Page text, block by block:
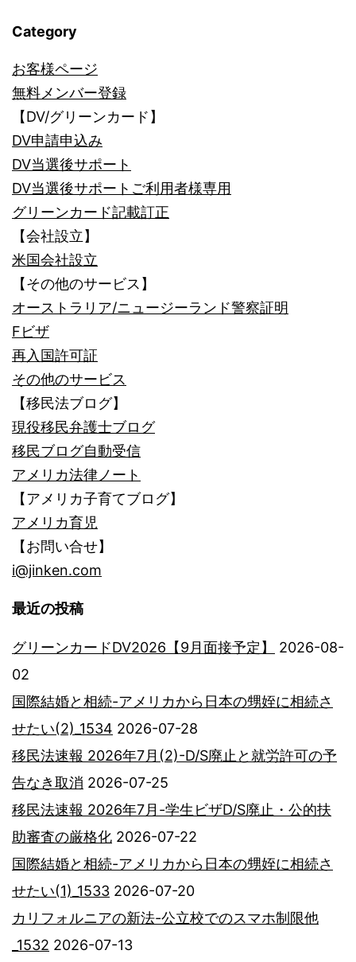
Category
お客様ページ
無料メンバー登録
【DV/グリーンカード】
DV申請申込み
DV当選後サポート
DV当選後サポートご利用者様専用
グリーンカード記載訂正
【会社設立】
米国会社設立
【その他のサービス】
オーストラリア/ニュージーランド警察証明
Fビザ
再入国許可証
その他のサービス
【移民法ブログ】
現役移民弁護士ブログ
移民ブログ自動受信
アメリカ法律ノート
【アメリカ子育てブログ】
アメリカ育児
【お問い合せ】
i@jinken.com
最近の投稿
グリーンカードDV2026【9月面接予定】
2026-08-
02
国際結婚と相続-アメリカから日本の甥姪に相続さ
せたい(2)_1534 2026-07-28
移民法速報 2026年7月(2)-D/S廃止と就労許可の予
告なき取消 2026-07-25
移民法速報 2026年7月-学生ビザD/S廃止・公的扶
助審査の厳格化 2026-07-22
国際結婚と相続-アメリカから日本の甥姪に相続さ
せたい(1)_1533 2026-07-20
カリフォルニアの新法-公立校でのスマホ制限他
_1532 2026-07-13